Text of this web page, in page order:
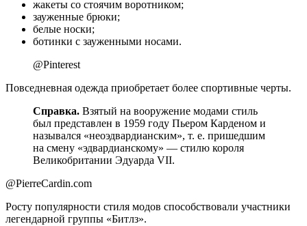
жакеты со стоячим воротником;
зауженные брюки;
белые носки;
ботинки с зауженными носами.
@Pinterest
Повседневная одежда приобретает более спортивные черты.
Справка. Взятый на вооружение модами стиль
был представлен в 1959 году Пьером Карденом и
назывался «неоэдвардианским», т. е. пришедшим
на смену «эдвардианскому» — стилю короля
Великобритании Эдуарда VII.
@PierreCardin.com
Росту популярности стиля модов способствовали участники
легендарной группы «Битлз».